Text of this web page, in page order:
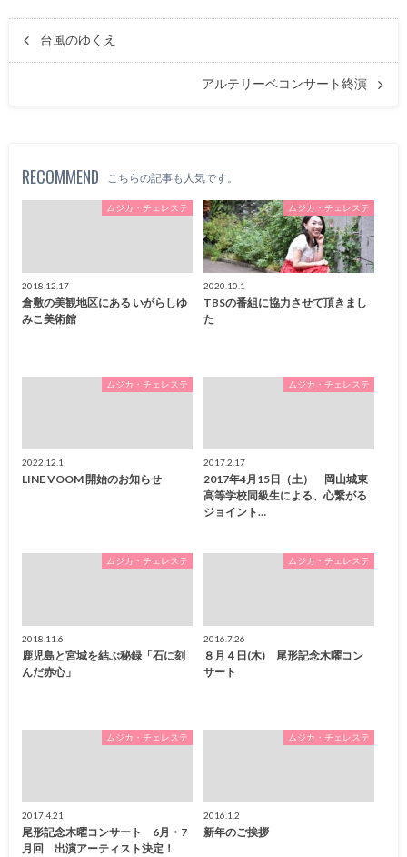
台風のゆくえ
アルテリーベコンサート終演
RECOMMEND こちらの記事も人気です。
ムジカ・チェレステ
2018.12.17
倉敷の美観地区にある いがらしゆ
みこ美術館
ムジカ・チェレステ
2020.10.1
TBSの番組に協力させて頂きまし
た
ムジカ・チェレステ
2022.12.1
LINE VOOM 開始のお知らせ
ムジカ・チェレステ
2017.2.17
2017年4月15日（土） 岡山城東
高等学校同級生による、心繋がる
ジョイント…
ムジカ・チェレステ
2018.11.6
鹿児島と宮城を結ぶ秘録「石に刻
んだ赤心」
ムジカ・チェレステ
2016.7.26
８月４日(木) 尾形記念木曜コン
サート
ムジカ・チェレステ
2017.4.21
尾形記念木曜コンサート 6月・7
月回 出演アーティスト決定！
ムジカ・チェレステ
2016.1.2
新年のご挨拶